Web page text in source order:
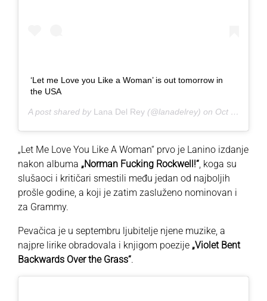
‘Let me Love you Like a Woman’ is out tomorrow in
the USA
A post shared by Lana Del Rey (@lanadelrey) on Oct 15, 2020 at 12:47pm PDT
„Let Me Love You Like A Woman“ prvo je Lanino izdanje
nakon albuma „Norman Fucking Rockwell!“, koga su
slušaoci i kritičari smestili među jedan od najboljih
prošle godine, a koji je zatim zasluženo nominovan i
za Grammy.
Pevačica je u septembru ljubitelje njene muzike, a
najpre lirike obradovala i knjigom poezije „Violet Bent
Backwards Over the Grass“.